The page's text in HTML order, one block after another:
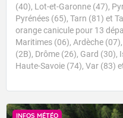
(40), Lot-et-Garonne (47),
Pyrénées (65), Tarn (81) et
orange canicule pour 13
Maritimes (06), Ardèche
(2B), Drôme (26), Gard (30),
Haute-Savoie (74), Var (83)
INFOS MÉTÉO